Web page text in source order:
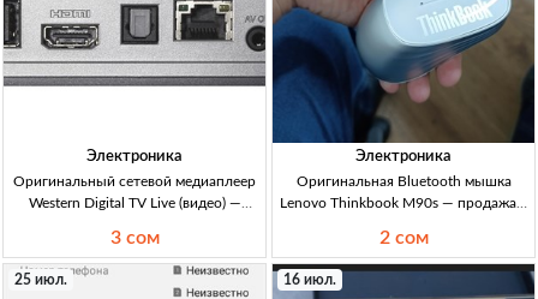
Электроника
Оригинальный сетевой медиаплеер
Western Digital TV Live (видео) —
состояние сетевой медиаплеер,
видео, WD TV Live, оригинал, х/с
(хорошее состояние), full set (полный
3 сом
Электроника
Оригинальная Bluetooth мышка
Lenovo Thinkbook M90s — продажа в
Thinkbook M90s, оригинал,
Bluetooth, для ноутбука Lenovo, есть
реальные фото (упаковка в
2 сом
25 июл. 16 июл.